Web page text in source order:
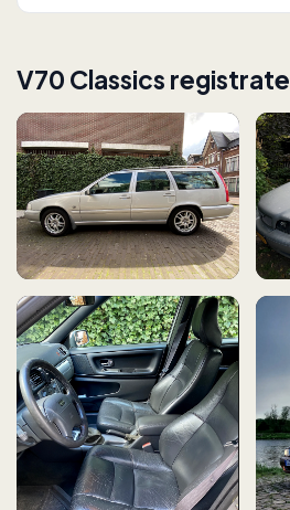
V70 Classics registrate